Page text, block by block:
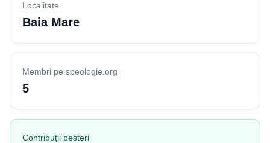
Localitate
Baia Mare
Membri pe speologie.org
5
Contribuții pesteri